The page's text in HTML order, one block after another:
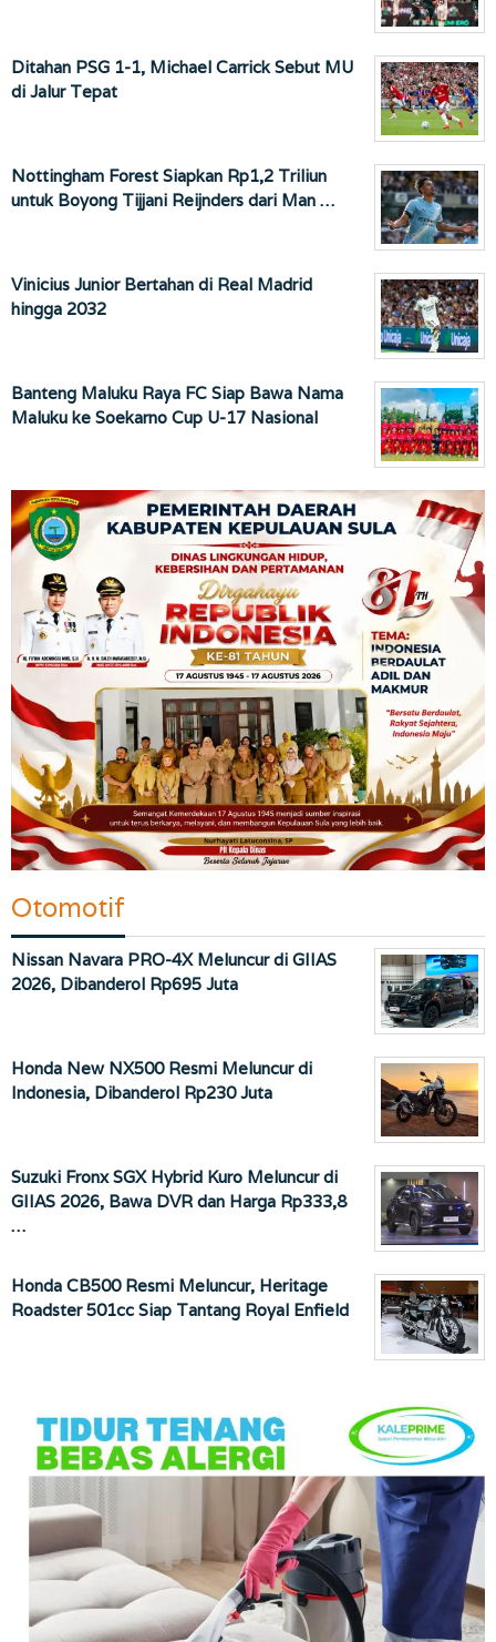
Ditahan PSG 1-1, Michael Carrick Sebut MU
di Jalur Tepat
Nottingham Forest Siapkan Rp1,2 Triliun
untuk Boyong Tijjani Reijnders dari Man …
Vinicius Junior Bertahan di Real Madrid
hingga 2032
Banteng Maluku Raya FC Siap Bawa Nama
Maluku ke Soekarno Cup U-17 Nasional
Otomotif
Nissan Navara PRO-4X Meluncur di GIIAS
2026, Dibanderol Rp695 Juta
Honda New NX500 Resmi Meluncur di
Indonesia, Dibanderol Rp230 Juta
Suzuki Fronx SGX Hybrid Kuro Meluncur di
GIIAS 2026, Bawa DVR dan Harga Rp333,8
…
Honda CB500 Resmi Meluncur, Heritage
Roadster 501cc Siap Tantang Royal Enfield